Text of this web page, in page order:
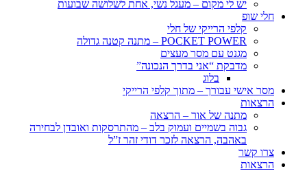
יש לי מקום – מעגל נשי, אחת לשלושה שבועות
חלי שופ
קלפי הרייקי של חלי
POCKET POWER – מתנה קטנה גדולה
מגנט עם מסר מעצים
מדבקת “אני בדרך הנכונה”
בלוג
מסר אישי עבורך – מתוך קלפי הרייקי
הרצאות
מתנה של אור – הרצאה
גבוה בשמיים ועמוק בלב – מהתרסקות ואובדן לבחירה
באהבה, הרצאה לזכר דודי זהר ז”ל
צרו קשר
הרצאות